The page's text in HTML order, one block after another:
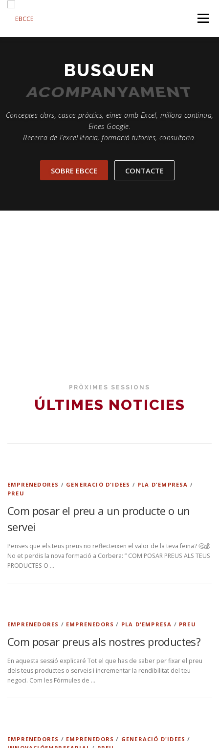
contenido
Menú
FORMACIÓ A DISTÀNCIA PROJECTES CATALAN
BUSQUEN
ACOMPANYAMENT
Conceptes clars, casos pràctics, eines amb Excel, millora continua,
Eines Google.
Recerca de l’excel·lència, formació tutories, consultoria.
SOBRE EBCCE CONTACTE
PRÒXIMES SESSIONS
ÚLTIMES NOTICIES
EMPRENEDORES / GENERACIÓ D'IDEES / PLA D'EMPRESA /
PREU
Com posar el preu a un producte o un
servei
Penses que els teus preus no reflecteixen el valor de la teva feina? 🤔💰
No et perdis la nova formació a Corbera: ” COM POSAR PREUS ALS TEUS
PRODUCTES O …
EMPRENEDORES / EMPRENEDORS / PLA D'EMPRESA / PREU
Com posar preus als nostres productes?
En aquesta sessió explicaré Tot el que has de saber per fixar el preu
dels teus productes o serveis i incrementar la rendibilitat del teu
negoci. Com les Fórmules de …
EMPRENEDORES / EMPRENEDORS / GENERACIÓ D'IDEES /